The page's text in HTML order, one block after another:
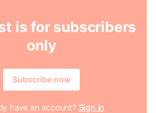
is for subscribers
only
Subscribe now
have an account? Sign in